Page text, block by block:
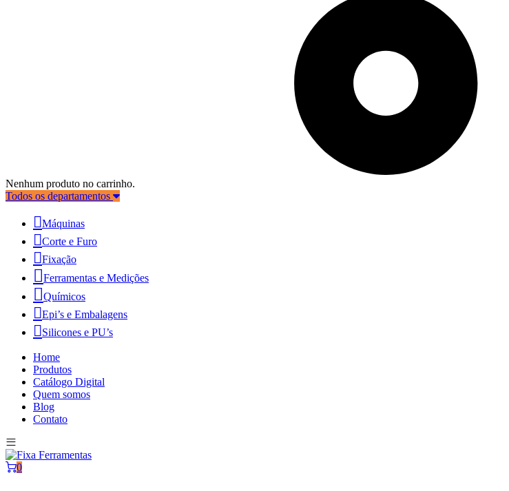
Nenhum produto no carrinho.
Todos os departamentos
Máquinas
Corte e Furo
Fixação
Ferramentas e Medições
Químicos
Epi’s e Embalagens
Silicones e PU’s
Home
Produtos
Catálogo Digital
Quem somos
Blog
Contato
0